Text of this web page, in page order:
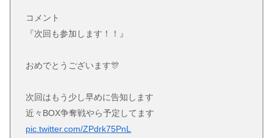
コメント
『次回も参加します！！』
おめでとうございます🎊
次回はもう少し早めに告知します
近々BOX争奪戦やら予定してます
pic.twitter.com/ZPdrk75PnL